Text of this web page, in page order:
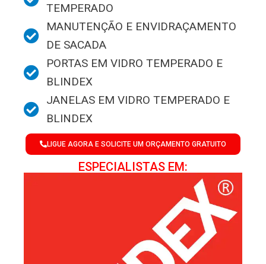
TEMPERADO
MANUTENÇÃO E ENVIDRAÇAMENTO
DE SACADA
PORTAS EM VIDRO TEMPERADO E
BLINDEX
JANELAS EM VIDRO TEMPERADO E
BLINDEX
LIGUE AGORA E SOLICITE UM ORÇAMENTO GRATUITO
ESPECIALISTAS EM: